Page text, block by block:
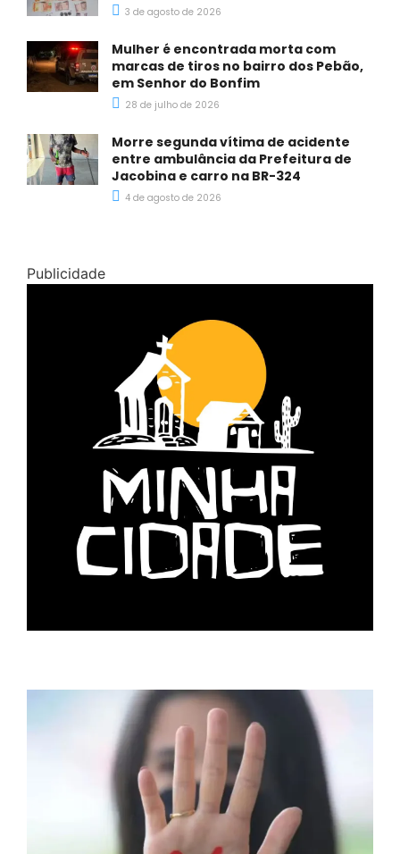
3 de agosto de 2026
Mulher é encontrada morta com
marcas de tiros no bairro dos Pebão,
em Senhor do Bonfim
28 de julho de 2026
Morre segunda vítima de acidente
entre ambulância da Prefeitura de
Jacobina e carro na BR-324
4 de agosto de 2026
Publicidade